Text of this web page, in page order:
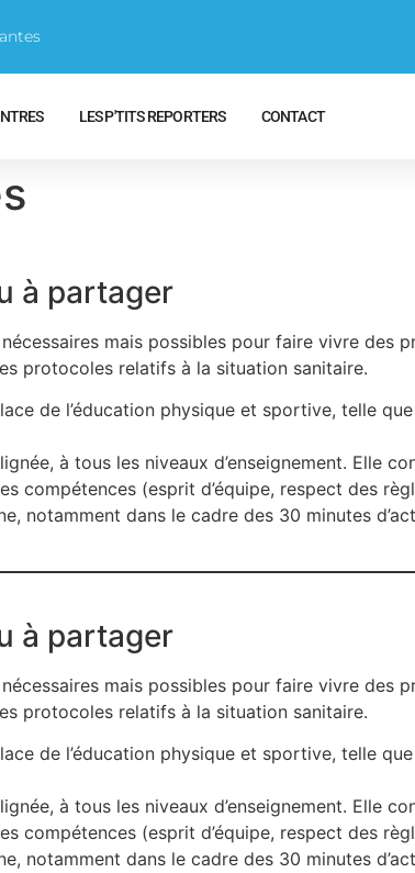
LES P'TITS REPORTERS CONTACT
à partager
mais possibles pour faire vivre des
protocoles relatifs à la situation sanitaire.
de l’éducation physique et sportive, telle
à tous les niveaux d’enseignement. Elle
compétences (esprit d’équipe, respect des
notamment dans le cadre des 30 minutes
à partager
mais possibles pour faire vivre des
protocoles relatifs à la situation sanitaire.
de l’éducation physique et sportive, telle
à tous les niveaux d’enseignement. Elle
compétences (esprit d’équipe, respect des
notamment dans le cadre des 30 minutes